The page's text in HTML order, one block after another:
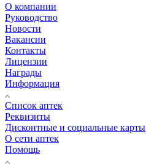
О компании
Руководство
Новости
Вакансии
Контакты
Лицензии
Награды
Информация
Список аптек
Реквизиты
Дисконтные и социальные карты
О сети аптек
Помощь